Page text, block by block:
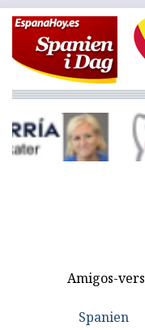
Amigos-
Spanien